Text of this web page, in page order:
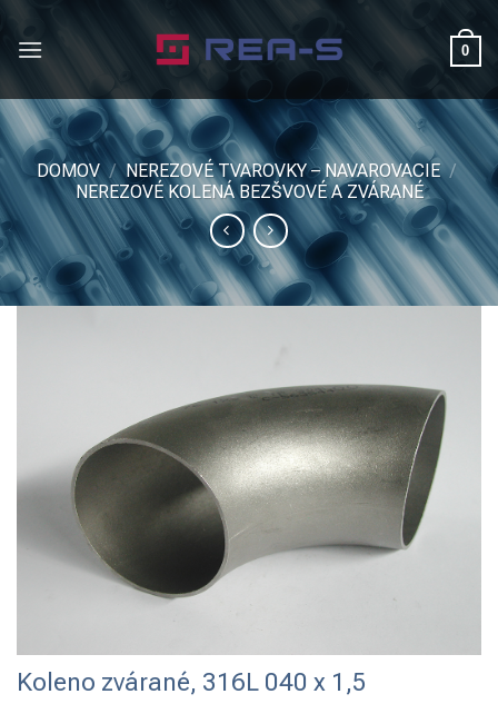
0
DOMOV / NEREZOVÉ TVAROVKY – NAVAROVACIE /
NEREZOVÉ KOLENÁ BEZŠVOVÉ A ZVÁRANÉ
Koleno zvárané, 316L 040 x 1,5